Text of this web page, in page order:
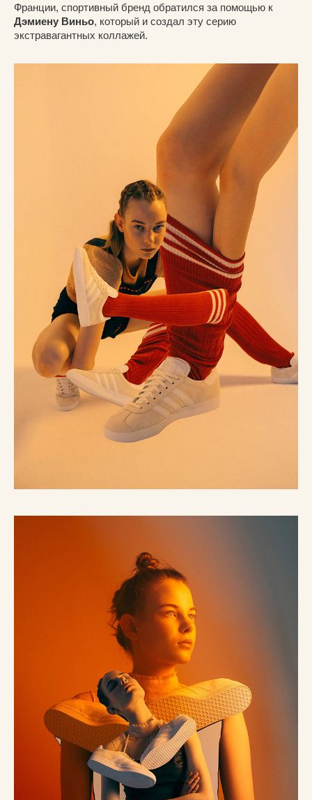
Франции, спортивный бренд обратился за помощью к
Дэмиену Виньо, который и создал эту серию
экстравагантных коллажей.